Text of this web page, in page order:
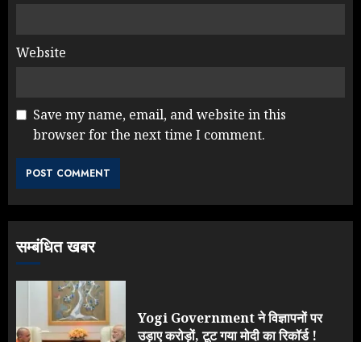
Website
Save my name, email, and website in this
browser for the next time I comment.
सम्बंधित खबर
Yogi Government ने विज्ञापनों पर
उड़ाए करोड़ों, टूट गया मोदी का रिकॉर्ड !
NEET महाघोटाले पर Rahul Gandhi
4